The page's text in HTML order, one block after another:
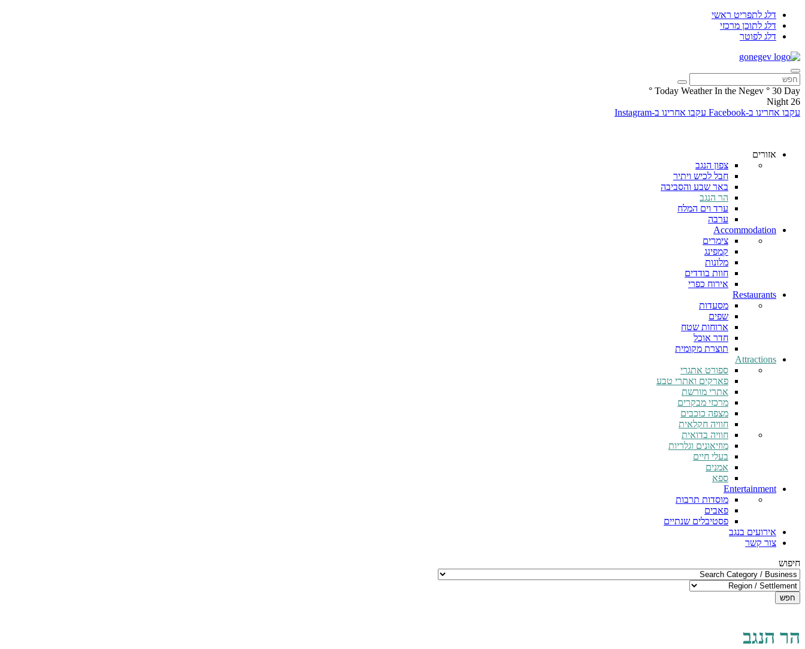
דלג לתפריט ראשי
דלג לתוכן מרכזי
דלג לפוטר
Today Weather In the Negev ° 30 Day
°
26
Night
עקבו אחרינו ב-Facebook
עקבו אחרינו ב-Instagram
אזורים
צפון הנגב
חבל לכיש ויתיר
באר שבע והסביבה
הר הנגב
ערד וים המלח
ערבה
Accommodation
צימרים
קמפינג
מלונות
חוות בודדים
אירוח כפרי
Restaurants
מסעדות
שפים
ארוחות שטח
חדר אוכל
תוצרת מקומית
Attractions
ספורט אתגרי
פארקים ואתרי טבע
אתרי מורשת
מרכזי מבקרים
מצפה כוכבים
חוויה חקלאית
חוויה בדואית
מוזיאונים וגלריות
בעלי חיים
אמנים
ספא
Entertainment
מוסדות תרבות
פאבים
פסטיבלים שנתיים
אירועים בנגב
צור קשר
חיפוש
חפש
הר הנגב